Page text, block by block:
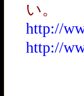
い。
http://
http://